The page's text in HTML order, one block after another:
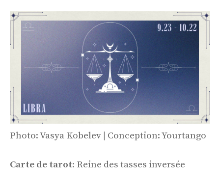
Photo: Vasya Kobelev | Conception: Yourtango
Carte de tarot: Reine des tasses inversée